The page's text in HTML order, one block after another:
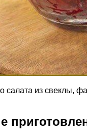
салата из свеклы,